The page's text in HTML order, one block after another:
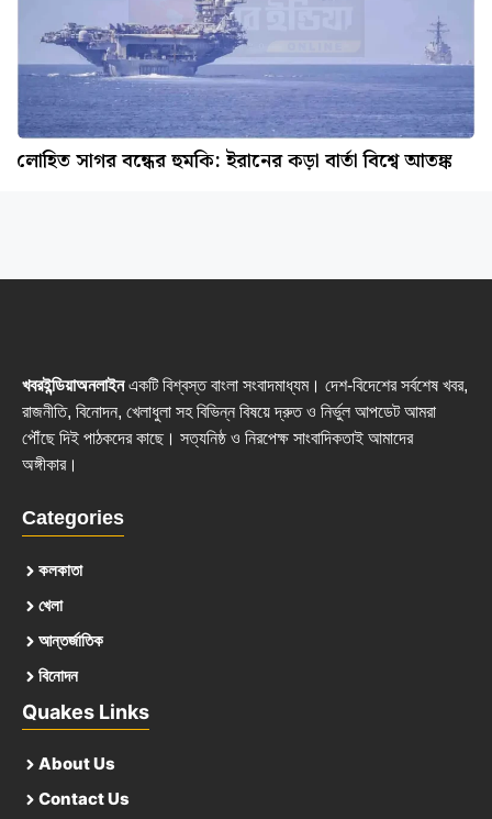
লোহিত সাগর বন্ধের হুমকি: ইরানের কড়া বার্তা বিশ্বে আতঙ্ক
খবরইন্ডিয়াঅনলাইনএকটি বিশ্বস্ত বাংলা সংবাদমাধ্যম। দেশ-বিদেশের সর্বশেষ খবর,
রাজনীতি, বিনোদন, খেলাধুলা সহ বিভিন্ন বিষয়ে দ্রুত ও নির্ভুল আপডেট আমরা
পৌঁছে দিই পাঠকদের কাছে। সত্যনিষ্ঠ ও নিরপেক্ষ সাংবাদিকতাই আমাদের
অঙ্গীকার।
Categories
কলকাতা
খেলা
আন্তর্জাতিক
বিনোদন
Quakes Links
About Us
Contact Us